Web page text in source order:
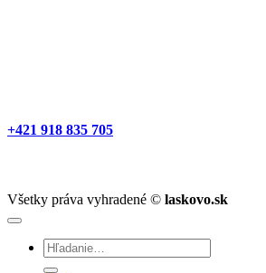
+421 918 835 705
Všetky práva vyhradené © laskovo.sk
Hľadať: